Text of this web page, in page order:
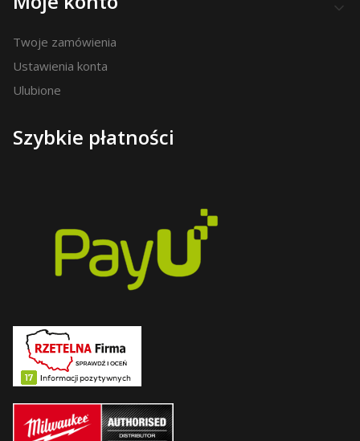
Twoje zamówienia
Ustawienia konta
Ulubione
Szybkie płatności